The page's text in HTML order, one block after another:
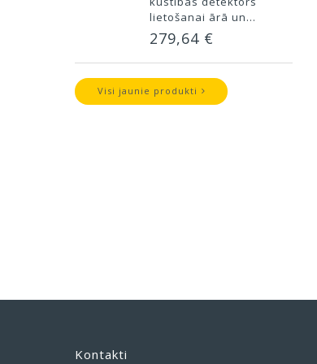
lietošanai ārā un...
279,64 €
Visi jaunie produkti
Kontakti